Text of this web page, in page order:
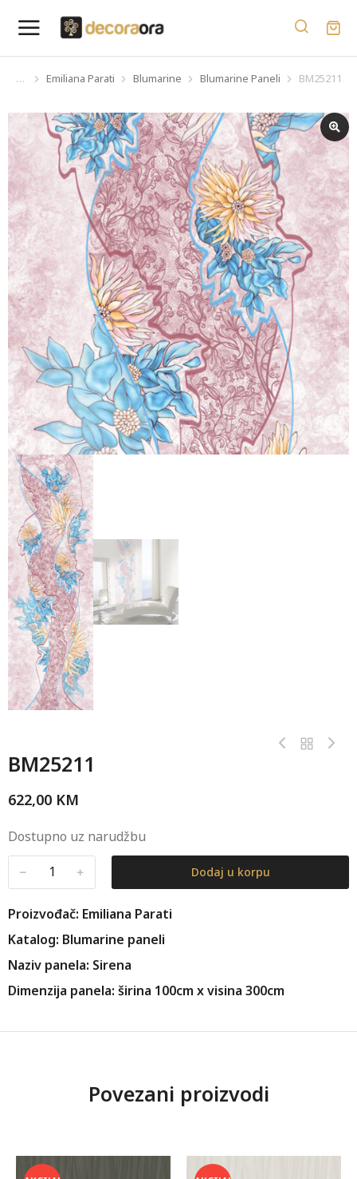
You are here:
Emiliana Parati Blumarine Blumarine Paneli BM25211
BM25211
622,00 KM
Dostupno uz narudžbu
﹣ ﹢ Dodaj u korpu
Proizvođač: Emiliana Parati
Katalog: Blumarine paneli
Naziv panela: Sirena
Dimenzija panela: širina 100cm x visina 300cm
Povezani proizvodi